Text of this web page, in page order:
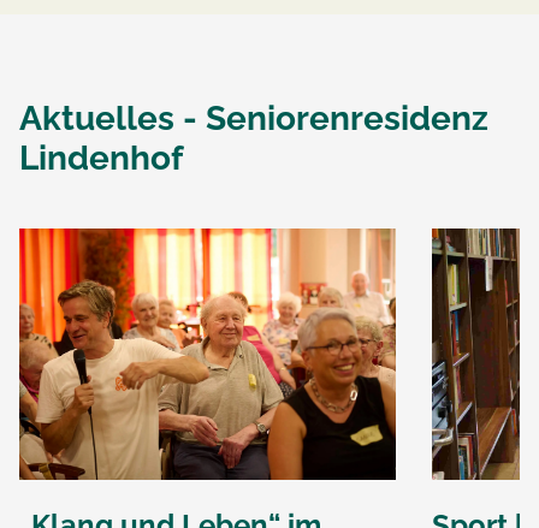
Aktuelles - Seniorenresidenz
Lindenhof